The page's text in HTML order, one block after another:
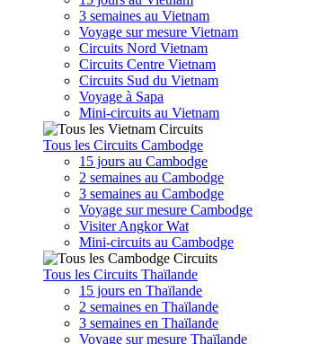
3 semaines au Vietnam
Voyage sur mesure Vietnam
Circuits Nord Vietnam
Circuits Centre Vietnam
Circuits Sud du Vietnam
Voyage à Sapa
Mini-circuits au Vietnam
Tous les Circuits Cambodge
15 jours au Cambodge
2 semaines au Cambodge
3 semaines au Cambodge
Voyage sur mesure Cambodge
Visiter Angkor Wat
Mini-circuits au Cambodge
Tous les Circuits Thaïlande
15 jours en Thaïlande
2 semaines en Thaïlande
3 semaines en Thaïlande
Voyage sur mesure Thaïlande